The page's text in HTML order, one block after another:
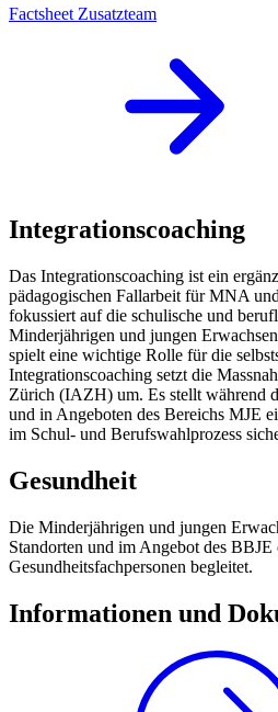
Factsheet Zusatzteam
Integrationscoaching
Das Integrationscoaching ist ein
pädagogischen Fallarbeit für MNA
fokussiert auf die schulische und
Minderjährigen und jungen
spielt eine wichtige Rolle für die
Integrationscoaching setzt die
Zürich (IAZH) um. Es stellt während
und in Angeboten des Bereichs MJE
im Schul- und Berufswahlprozess
Gesundheit
Die Minderjährigen und jungen
Standorten und im Angebot des BBJE
Gesundheitsfachpersonen begleitet.
Informationen und